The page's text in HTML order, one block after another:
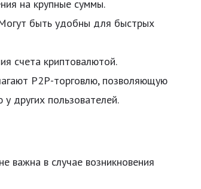
на крупные суммы.
быть удобны для быстрых
счета криптовалютой.
P2P-торговлю, позволяющую
других пользователей.
важна в случае возникновения